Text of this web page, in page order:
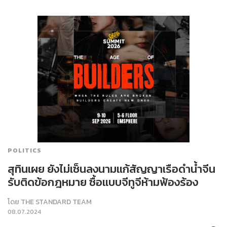
POLITICS
สุทินเผย ยังไม่เซ็นลงนามแก้สัญญาเรือดำน้ำจีน
รับติดข้อกฎหมาย ซื้อแบบจีทูจีห้ามฟ้องร้อง
โดย THE STANDARD TEAM
08.07.2024